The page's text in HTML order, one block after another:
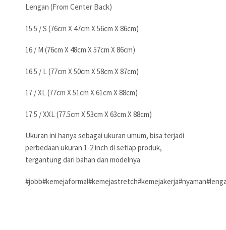
Lengan (From Center Back)
15.5 / S (76cm X 47cm X 56cm X 86cm)
16 / M (76cm X 48cm X 57cm X 86cm)
16.5 / L (77cm X 50cm X 58cm X 87cm)
17 / XL (77cm X 51cm X 61cm X 88cm)
17.5 / XXL (77.5cm X 53cm X 63cm X 88cm)
Ukuran ini hanya sebagai ukuran umum, bisa terjadi
perbedaan ukuran 1-2 inch di setiap produk,
tergantung dari bahan dan modelnya